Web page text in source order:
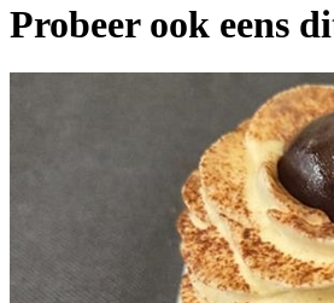
Probeer ook eens